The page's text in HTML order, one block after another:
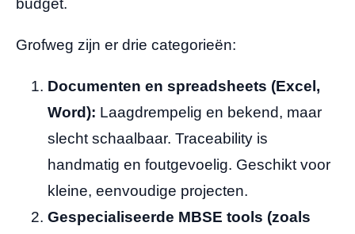
budget.
Grofweg zijn er drie categorieën:
Documenten en spreadsheets (Excel,
Word): Laagdrempelig en bekend, maar
slecht schaalbaar. Traceability is
handmatig en foutgevoelig. Geschikt voor
kleine, eenvoudige projecten.
Gespecialiseerde MBSE tools (zoals